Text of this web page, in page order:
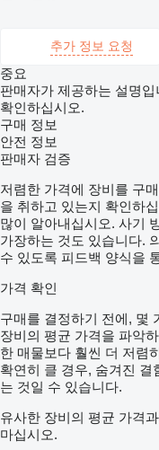
추가 정보 요청
중요
판매자가 제공하는 설명
확인하십시오.
구매 정보
안전 정보
판매자 검증
저렴한 가격에 장비를 구
을 취하고 있는지 확인하
많이 알아내십시오. 사기
가장하는 것도 있습니다.
수 있도록 피드백 양식을
가격 확인
구매를 결정하기 전에, 몇
장비의 평균 가격을 파악
한 매물보다 훨씬 더 저렴
확연히 클 경우, 숨겨진
는 것일 수 있습니다.
유사한 장비의 평균 가격
마십시오.